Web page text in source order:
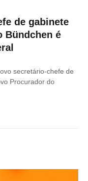
de gabinete
Bündchen é
secretário-chefe de
Procurador do